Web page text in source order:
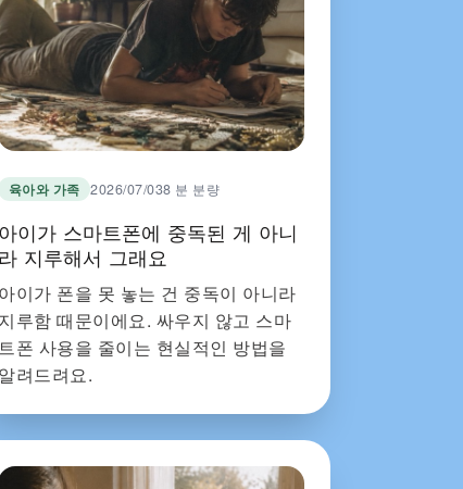
육아와 가족 2026/07/038 분 분량
아이가 스마트폰에 중독된 게 아니
라 지루해서 그래요
아이가 폰을 못 놓는 건 중독이 아니라
지루함 때문이에요. 싸우지 않고 스마
트폰 사용을 줄이는 현실적인 방법을
알려드려요.